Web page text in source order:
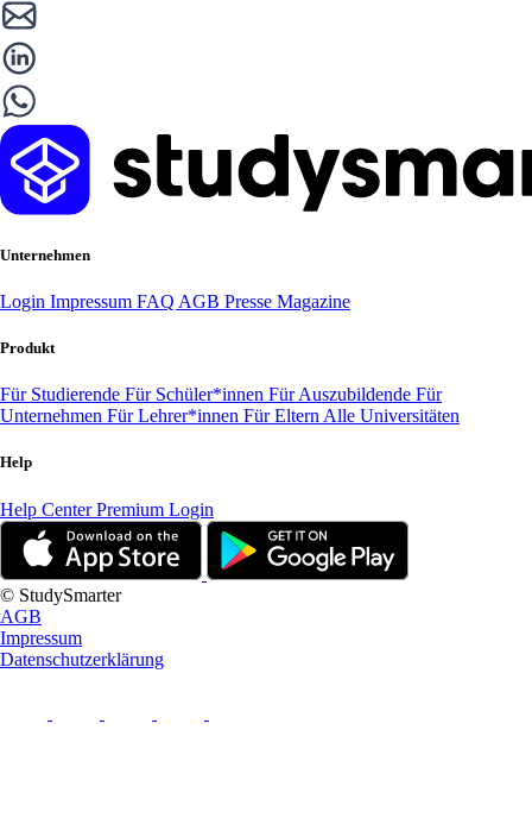
Unternehmen
Login Impressum FAQ AGB Presse Magazine
Produkt
Für Studierende Für Schüler*innen Für Auszubildende Für
Unternehmen Für Lehrer*innen Für Eltern Alle Universitäten
Help
Help CenterPremium Login
© StudySmarter
AGB
Impressum
Datenschutzerklärung